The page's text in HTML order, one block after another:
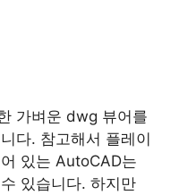
가벼운 dwg 뷰어를
다. 참고해서 플레이
있는 AutoCAD는
있습니다. 하지만